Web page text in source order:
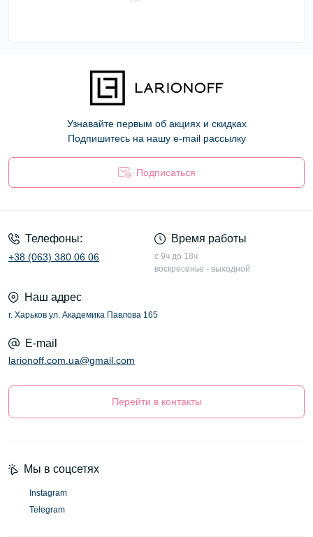
Узнавайте первым об акциях и скидках
Подпишитесь на нашу e-mail рассылку
Подписаться
Телефоны:
+38 (063) 380 06 06
Время работы
с 9ч до 18ч
воскресенье - выходной
Наш адрес
г. Харьков ул. Академика Павлова 165
E-mail
larionoff.com.ua@gmail.com
Перейти в контакты
Мы в соцсетях
Instagram
Telegram